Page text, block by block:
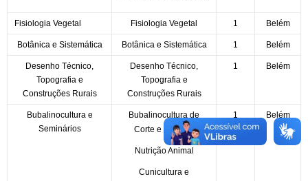
Fisiologia Vegetal Fisiologia Vegetal 1 Belém
Botânica e Sistemática Botânica e Sistemática 1 Belém
Desenho Técnico,
Topografia e
Construções Rurais
Desenho Técnico,
Topografia e
Construções Rurais
1 Belém
Bubalinocultura e
Seminários
Bubalinocultura de
Corte e de Leite
Nutrição Animal
Cunicultura e
1 Belém